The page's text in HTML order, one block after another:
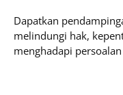
Dapatkan
melindungi hak,
menghadapi